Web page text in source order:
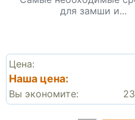
для замши и...
Цена:
Наша цена:
Вы экономите: